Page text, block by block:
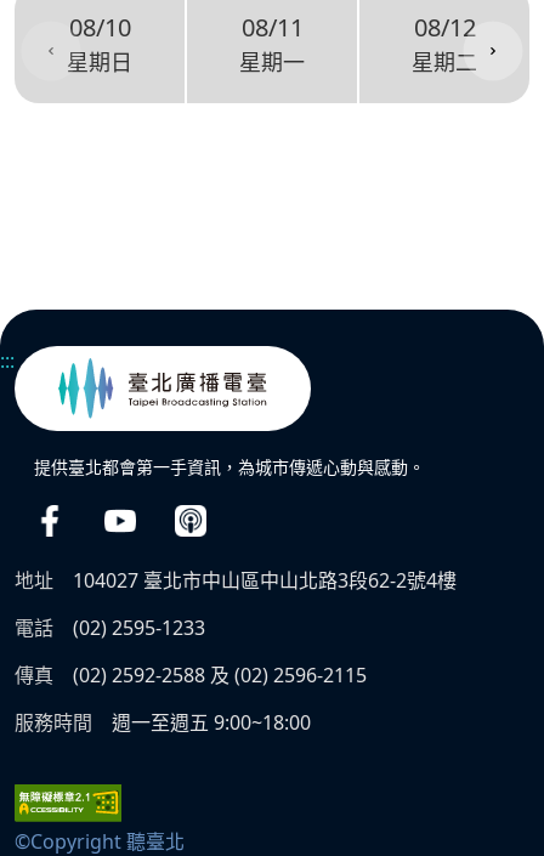
08/10
星期日
08/11
星期一
08/12
星期二
:::
提供臺北都會第一手資訊，為城市傳遞心動與感動。
地址
104027 臺北市中山區中山北路3段62-2號4樓
電話
(02) 2595-1233
傳真
(02) 2592-2588 及 (02) 2596-2115
服務時間
週一至週五 9:00~18:00
©Copyright 聽臺北